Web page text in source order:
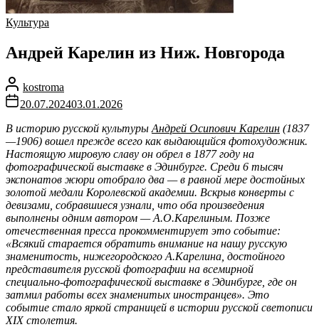
Культура
Андрей Карелин из Ниж. Новгорода
kostroma
20.07.202403.01.2026
В историю русской культуры Андрей Осипович Карелин (1837
—1906) вошел прежде всего как выдающийся фотохудожник.
Настоящую мировую славу он обрел в 1877 году на
фотографической выставке в Эдинбурге. Среди 6 тысяч
экспонатов жюри отобрало два — в равной мере достойных
золотой медали Королевской академии. Вскрыв конверты с
девизами, собравшиеся узнали, что оба произведения
выполнены одним автором — А.О.Карелиным. Позже
отечественная пресса прокомментирует это событие:
«Всякий старается обратить внимание на нашу русскую
знаменитость, нижегородского А.Карелина, достойного
представителя русской фотографии на всемирной
специально-фотографической выставке в Эдинбурге, где он
затмил работы всех знаменитых иностранцев». Это
событие стало яркой страницей в истории русской светописи
XIX столетия.